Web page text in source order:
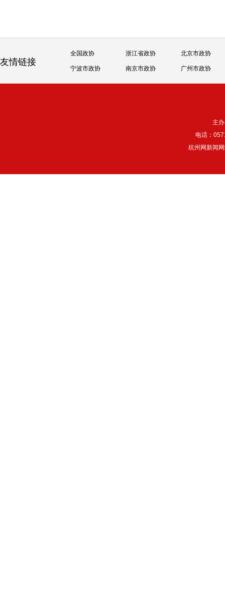
友情链接
全国政协 浙江省政协 北京市政协
宁波市政协 南京市政协 广州市政协
主
电话：
杭州网新闻